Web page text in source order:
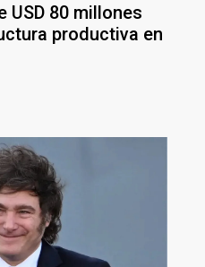
USD 80 millones
productiva en